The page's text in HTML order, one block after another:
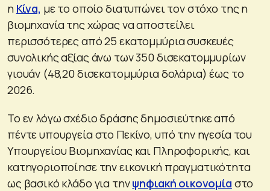
η Κίνα, με το οποίο διατυπώνει τον στόχο της η
βιομηχανία της χώρας να αποστείλει
περισσότερες από 25 εκατομμύρια συσκευές
συνολικής αξίας άνω των 350 δισεκατομμυρίων
γιουάν (48,20 δισεκατομμύρια δολάρια) έως το
2026.
Το εν λόγω σχέδιο δράσης δημοσιεύτηκε από
πέντε υπουργεία στο Πεκίνο, υπό την ηγεσία του
Υπουργείου Βιομηχανίας και Πληροφορικής, και
κατηγοριοποίησε την εικονική πραγματικότητα
ως βασικό κλάδο για τηνψηφιακή οικονομία στο